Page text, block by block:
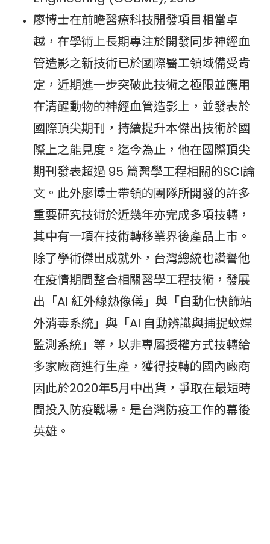
廖博士在前瞻醫療科技開發項目相當卓
越，在學術上長期專注於開發同步神經血
管造影之新技術已於國際醫工領域備受肯
定，近期進一步突破此技術之極限並應用
在清醒動物的神經血管造影上，並發表於
國際頂尖期刊，持續提升本傑出技術於國
際上之能見度。迄今為止，他在國際頂尖
期刊發表超過 95 篇醫學工程相關的SCI論
文。此外廖博士帶領的團隊所開發的許多
重要研究技術於近幾年亦完成多項技轉，
其中有一項在技術轉移業界後產品上市。
除了學術傑出成就外，台灣總統也讚譽他
在疫情期間整合相關醫學工程技術，發展
出「AI 紅外線熱像儀」與「自動化快篩站
外消毒系統」與「AI 自動辨識與捕捉蚊媒
監測系統」等，以非專屬授權方式技轉給
多家廠商進行生產，獲得技轉的國內廠商
因此於2020年5月中出貨，爭取在最短時
間投入防疫戰場。是台灣防疫工作的幕後
英雄。